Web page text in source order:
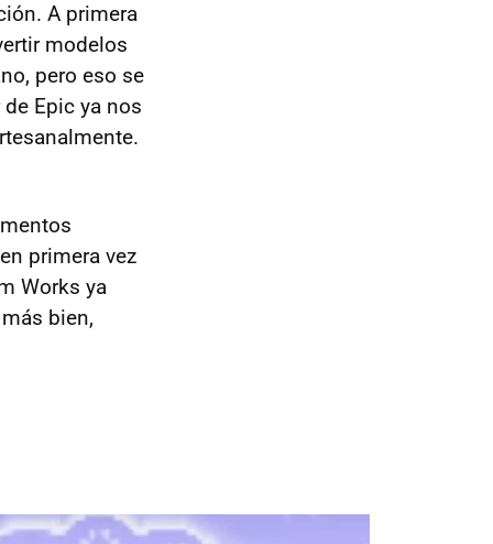
A primera
modelos
pero eso se
Epic ya nos
primera vez
Works ya
bien,